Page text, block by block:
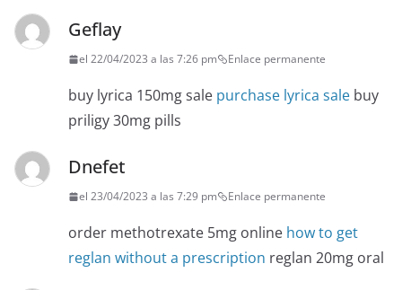
Geflay
el 22/04/2023 a las 7:26 pm Enlace permanente
buy lyrica 150mg sale purchase lyrica sale buy
priligy 30mg pills
Dnefet
el 23/04/2023 a las 7:29 pm Enlace permanente
order methotrexate 5mg online how to get
reglan without a prescription reglan 20mg oral